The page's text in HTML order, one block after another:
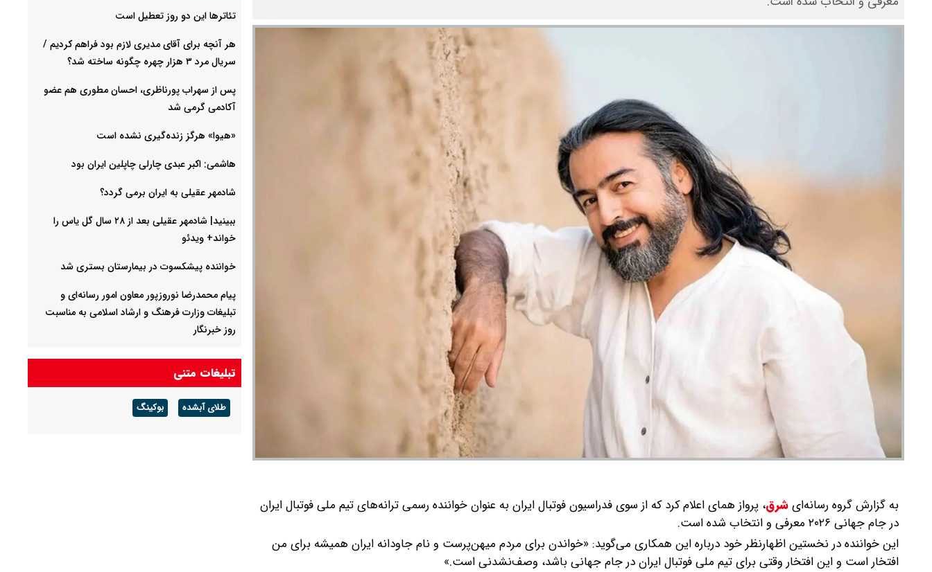
به گزارش گروه رسانه‌ایشرق، پرواز همای اعلام کرد که از سوی فدراسیون فوتبال ایران به عنوان خواننده رسمی ترانه‌های تیم ملی فوتبال ایران
در جام جهانی ۲۰۲۶ معرفی و انتخاب شده است.
این خواننده در نخستین اظهارنظر خود درباره این همکاری می‌گوید: «خواندن برای مردم میهن‌پرست و نام جاودانه ایران همیشه برای من
افتخار است و این افتخار وقتی برای تیم ملی فوتبال ایران در جام جهانی باشد، وصف‌نشدنی است.»
تئاترها این دو روز تعطیل است
هر آنچه برای آقای مدیری لازم بود فراهم کردیم /
سریال مرد ۳ هزار چهره چگونه ساخته شد؟
پس از سهراب پورناظری، احسان مطوری هم عضو
آکادمی گرمی شد
«هیوا» هرگز زنده‌گیری نشده است
هاشمی: اکبر عبدی چارلی چاپلین ایران بود
شادمهر عقیلی به ایران برمی گردد؟
ببینید| شادمهر عقیلی بعد از ۲۸ سال گل یاس را
خواند+ ویدئو
خواننده پیشکسوت در بیمارستان بستری شد
پیام محمدرضا نوروزپور معاون امور رسانه‌ای و
تبلیغات وزارت فرهنگ و ارشاد اسلامی به مناسبت
روز خبرنگار
بزرگداشت مریم همتیان بازیگر+ ویدئو
تبلیغات متنی
طلای آبشده بوکینگ